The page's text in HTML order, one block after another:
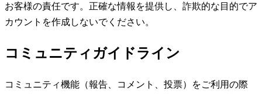
お客様の責任です。正確な情報を提供し、詐欺的な目的でア
カウントを作成しないでください。
コミュニティガイドライン
コミュニティ機能（報告、コメント、投票）をご利用の際